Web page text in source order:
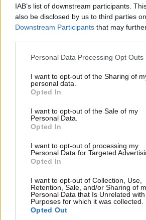
IAB’s list of downstream participants.
also be disclosed by us to third parties
Downstream Participants that may
Please note that this website/app uses
not limited to your visit or usage
grant or deny consent to Google and its
use your data for below specified
consent section.
Personal Data Processing Opt Outs
I want to opt-out of the Sharing of
personal data.
Opted In
I want to opt-out of the Sale of my
Personal Data.
Opted In
I want to opt-out of processing my
Personal Data for Targeted
Opted In
I want to opt-out of Collection, Use,
Retention, Sale, and/or Sharing of
Personal Data that Is Unrelated
Purposes for which it was collected.
Opted Out
Καβγάς κατέληξε σε αμόκ:
εμβόλισε επανειλημμένα
Ακολουθήστε τοNEWSBEAST